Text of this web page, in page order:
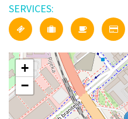
SERVICES:
+
−